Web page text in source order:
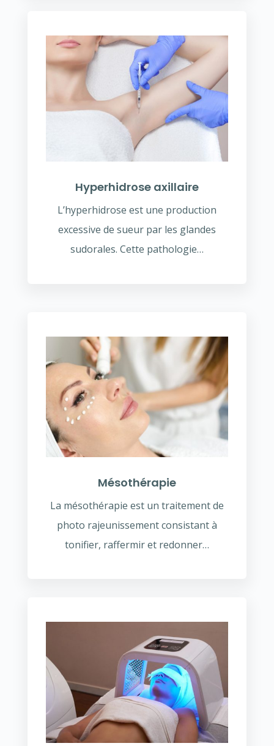
Hyperhidrose axillaire
L’hyperhidrose est une production
excessive de sueur par les glandes
sudorales. Cette pathologie…
Mésothérapie
La mésothérapie est un traitement de
photo rajeunissement consistant à
tonifier, raffermir et redonner…